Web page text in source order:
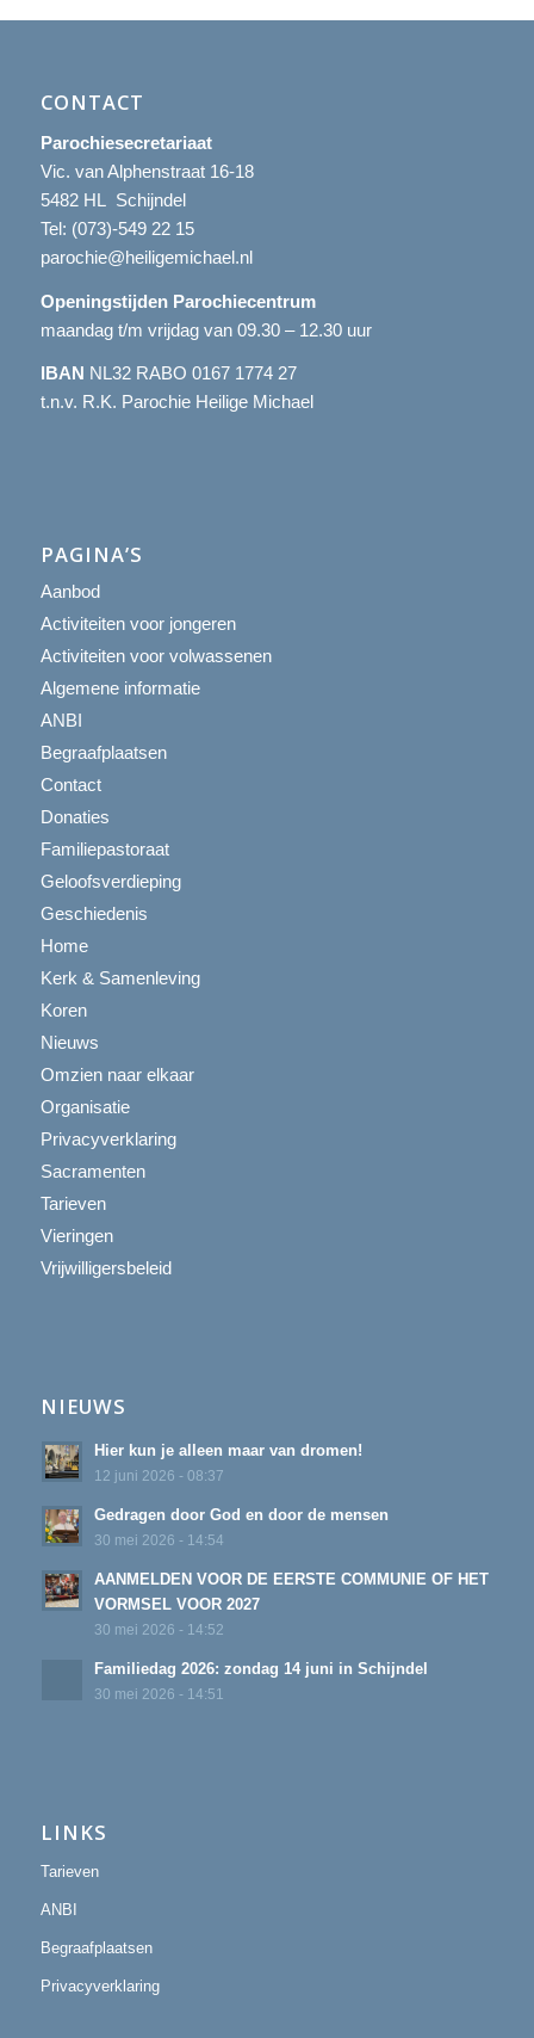
CONTACT
Parochiesecretariaat
Vic. van Alphenstraat 16-18
5482 HL Schijndel
Tel: (073)-549 22 15
parochie@heiligemichael.nl
Openingstijden Parochiecentrum
maandag t/m vrijdag van 09.30 – 12.30 uur
IBAN NL32 RABO 0167 1774 27
t.n.v. R.K. Parochie Heilige Michael
PAGINA’S
Aanbod
Activiteiten voor jongeren
Activiteiten voor volwassenen
Algemene informatie
ANBI
Begraafplaatsen
Contact
Donaties
Familiepastoraat
Geloofsverdieping
Geschiedenis
Home
Kerk & Samenleving
Koren
Nieuws
Omzien naar elkaar
Organisatie
Privacyverklaring
Sacramenten
Tarieven
Vieringen
Vrijwilligersbeleid
NIEUWS
Hier kun je alleen maar van dromen!
12 juni 2026 - 08:37
Gedragen door God en door de mensen
30 mei 2026 - 14:54
AANMELDEN VOOR DE EERSTE COMMUNIE OF HET
VORMSEL VOOR 2027
30 mei 2026 - 14:52
Familiedag 2026: zondag 14 juni in Schijndel
30 mei 2026 - 14:51
LINKS
Tarieven
ANBI
Begraafplaatsen
Privacyverklaring